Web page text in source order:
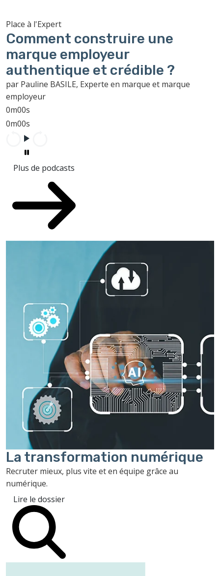
Place à l'Expert
Comment construire une
marque employeur
authentique et crédible ?
par Pauline BASILE, Experte en marque et marque
employeur
0m00s
0m00s
Plus de podcasts
La transformation numérique
Recruter mieux, plus vite et en équipe grâce au
numérique.
Lire le dossier